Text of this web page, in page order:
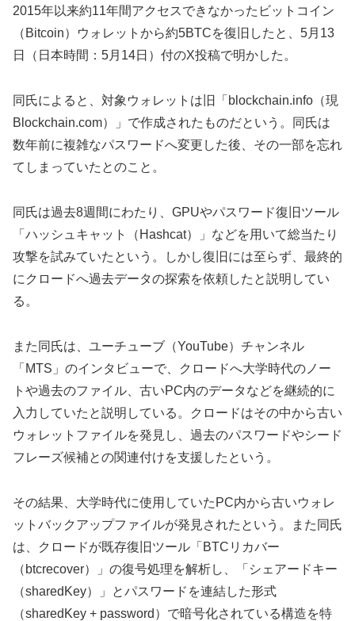
2015年以来約11年間アクセスできなかったビットコイン
（Bitcoin）ウォレットから約5BTCを復旧したと、5月13
日（日本時間：5月14日）付のX投稿で明かした。
同氏によると、対象ウォレットは旧「blockchain.info（現
Blockchain.com）」で作成されたものだという。同氏は
数年前に複雑なパスワードへ変更した後、その一部を忘れ
てしまっていたとのこと。
同氏は過去8週間にわたり、GPUやパスワード復旧ツール
「ハッシュキャット（Hashcat）」などを用いて総当たり
攻撃を試みていたという。しかし復旧には至らず、最終的
にクロードへ過去データの探索を依頼したと説明してい
る。
また同氏は、ユーチューブ（YouTube）チャンネル
「MTS」のインタビューで、クロードへ大学時代のノー
トや過去のファイル、古いPC内のデータなどを継続的に
入力していたと説明している。クロードはその中から古い
ウォレットファイルを発見し、過去のパスワードやシード
フレーズ候補との関連付けを支援したという。
その結果、大学時代に使用していたPC内から古いウォレ
ットバックアップファイルが発見されたという。また同氏
は、クロードが既存復旧ツール「BTCリカバー
（btcrecover）」の復号処理を解析し、「シェアードキー
（sharedKey）」とパスワードを連結した形式
（sharedKey + password）で暗号化されている構造を特